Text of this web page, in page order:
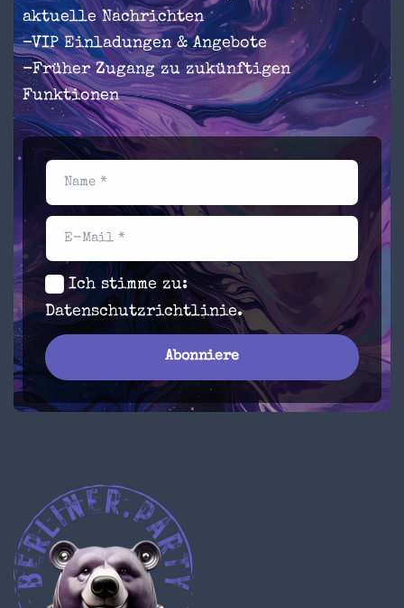
aktuelle Nachrichten
-VIP Einladungen & Angebote
-Früher Zugang zu zukünftigen
Funktionen
Name *
E-Mail *
Ich stimme zu:
Datenschutzrichtlinie.